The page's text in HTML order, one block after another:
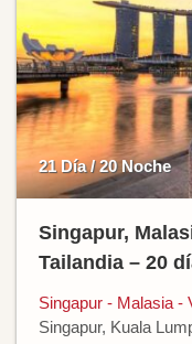
21 Día / 20 Noche
Singapur,
Tailandia – 20
Singapur - Malasia -
Singapur, Kuala